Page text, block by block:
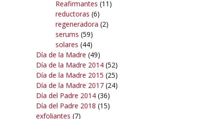
Reafirmantes (11)
reductoras (6)
regeneradora (2)
serums (59)
solares (44)
Día de la Madre (49)
Día de la Madre 2014 (52)
Día de la Madre 2015 (25)
Día de la Madre 2017 (24)
Día del Padre 2014 (36)
Día del Padre 2018 (15)
exfoliantes (7)